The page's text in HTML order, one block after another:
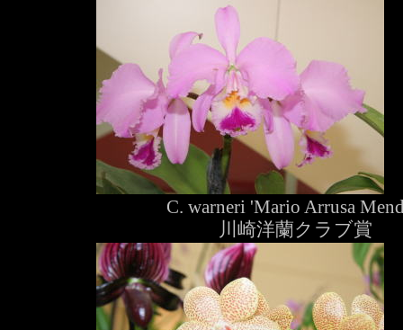
C. warneri 'Mario Arrusa
川崎洋蘭クラブ賞